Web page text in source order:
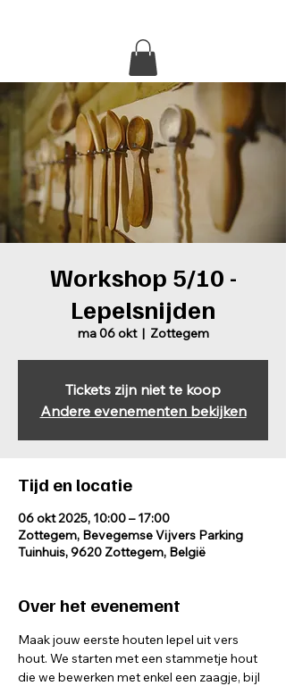
Geschiedenis
Workshop 5/10 -
Lepelsnijden
ma 06 okt
  |
Zottegem
Tickets zijn niet te koop
Andere evenementen bekijken
Tijd en locatie
06 okt 2025, 10:00 – 17:00
Zottegem, Bevegemse Vijvers Parking
Tuinhuis, 9620 Zottegem, België
Over het evenement
Maak jouw eerste houten lepel uit vers
hout. We starten met een stammetje hout
die we bewerken met enkel een zaagje, bijl